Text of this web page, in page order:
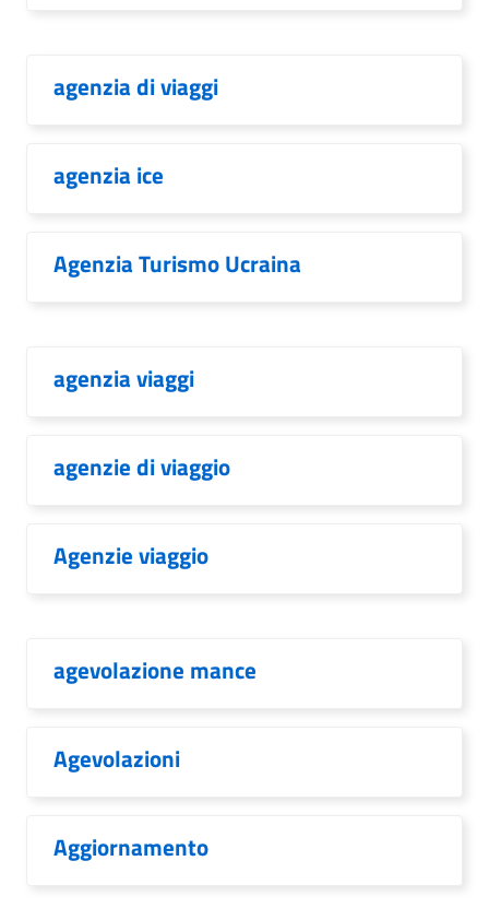
agenzia di viaggi
agenzia ice
Agenzia Turismo Ucraina
agenzia viaggi
agenzie di viaggio
Agenzie viaggio
agevolazione mance
Agevolazioni
Aggiornamento